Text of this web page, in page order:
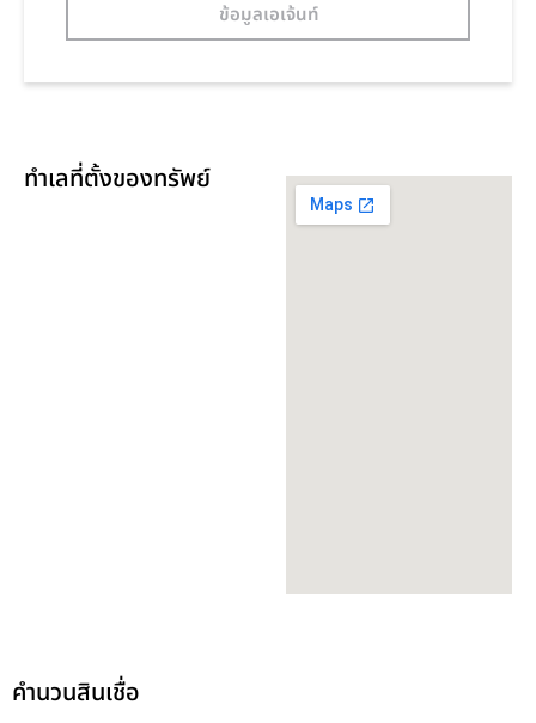
ข้อมูลเอเจ้นท์
ทำเลที่ตั้งของทรัพย์
คำนวนสินเชื่อ